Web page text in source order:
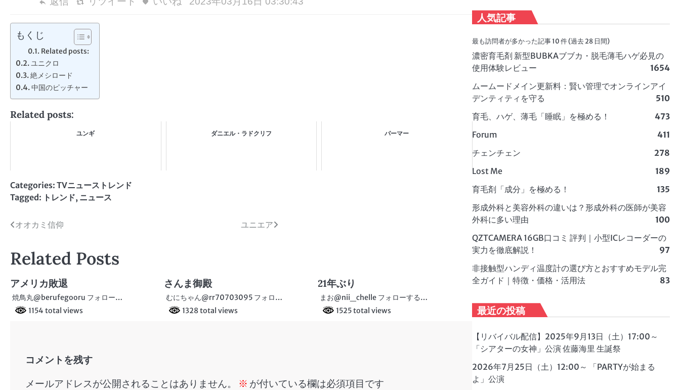
もくじ
Related posts:
ユニクロ
絶メシロード
中国のピッチャー
Related posts:
ユンギ ダニエル・ラドクリフ パーマー
Categories: TVニューストレンド
Tagged: トレンド, ニュース
投
ナ
ビ
ゲ
ー
オオカミ信仰 ユニエア
Related Posts
アメリカ敗退
焼鳥丸@berufegooru フォロー…
1154 total views
さんま御殿
むにちゃん@rr70703095 フォロ…
1328 total views
21年ぶり
まお@nii_chelle フォローする…
1525 total views
コメントを残す
メールアドレスが公開されることはありません。
※ が付いている欄は必須項目です
人気記事
最も訪問者が多かった記事 10 件 (過去 28 日間)
濃密育毛剤 新型BUBKAブブカ・脱毛薄毛ハゲ必見の
使用体験レビュー
1654
ムームードメイン更新料：賢い管理でオンラインアイ
デンティティを守る
510
育毛、ハゲ、薄毛「睡眠」を極める！
473
Forum
411
チェンチェン
278
Lost Me
189
育毛剤「成分」を極める！
135
形成外科と美容外科の違いは？形成外科の医師が美容
外科に多い理由
100
QZTCAMERA 16GB口コミ 評判｜小型ICレコーダーの
実力を徹底解説！
97
非接触型ハンディ温度計の選び方とおすすめモデル完
全ガイド｜特徴・価格・活用法
83
最近の投稿
【リバイバル配信】2025年9月13日（土）17:00～
「シアターの女神」公演 佐藤海里 生誕祭
2026年7月25日（土）12:00～ 「PARTYが始まる
よ」公演